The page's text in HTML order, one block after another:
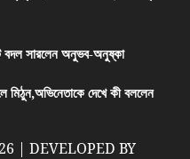
বদল সারলেন অনুভব-অনুষ্কা
মিঠুন,অভিনেতাকে দেখে কী বললেন
| DEVELOPED BY